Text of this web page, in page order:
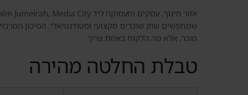
שמחפשים שוק שוכרים מקצועי וסטודנטיאלי. הסיכון
מוכר, אלא מה הלקוח באמת צריך.
טבלת החלטה מהירה